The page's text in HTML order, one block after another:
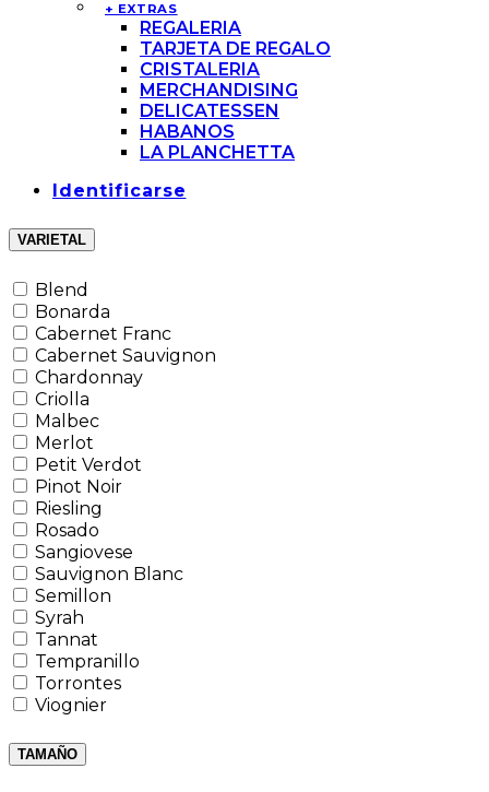
+ EXTRAS
REGALERIA
TARJETA DE REGALO
CRISTALERIA
MERCHANDISING
DELICATESSEN
HABANOS
LA PLANCHETTA
Identificarse
VARIETAL
Blend
Bonarda
Cabernet Franc
Cabernet Sauvignon
Chardonnay
Criolla
Malbec
Merlot
Petit Verdot
Pinot Noir
Riesling
Rosado
Sangiovese
Sauvignon Blanc
Semillon
Syrah
Tannat
Tempranillo
Torrontes
Viognier
TAMAÑO